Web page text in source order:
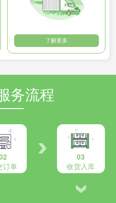
了解更多
务流程
订单
03
收货入库